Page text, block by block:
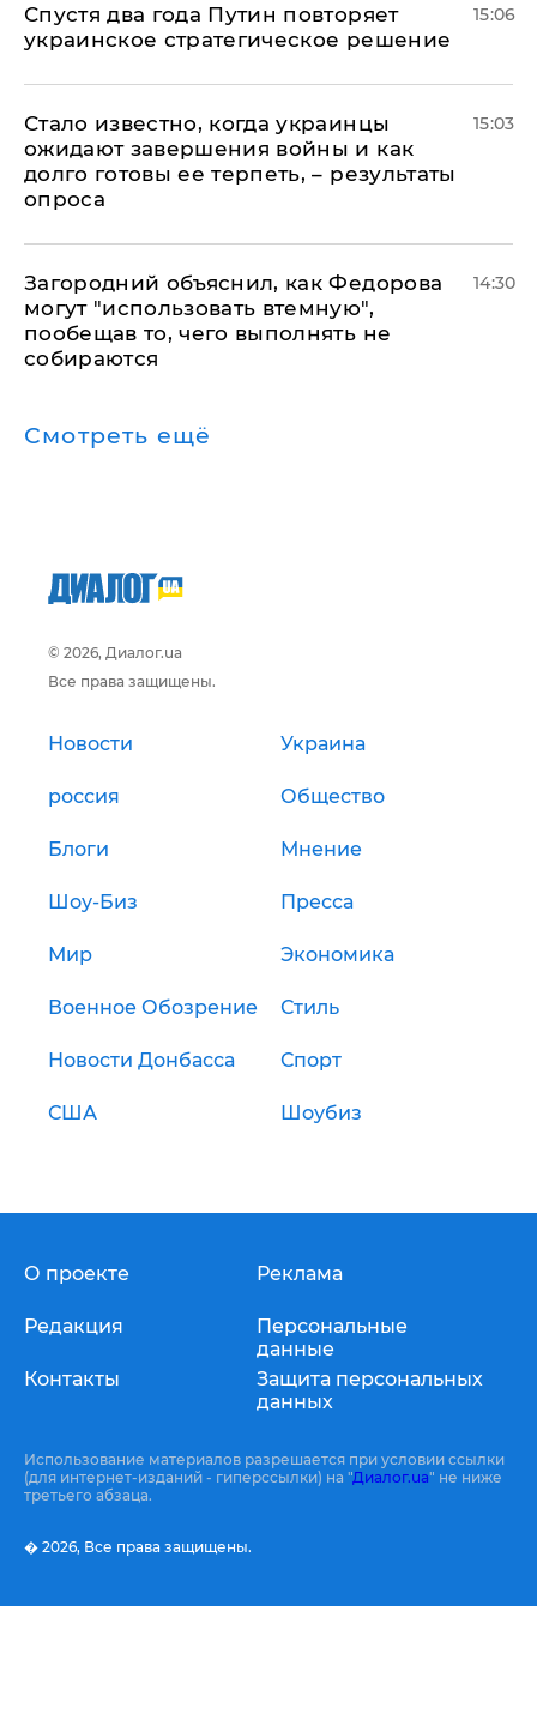
Спустя два года Путин повторяет
украинское стратегическое решение
15:06
Стало известно, когда украинцы
ожидают завершения войны и как
долго готовы ее терпеть, – результаты
опроса
15:03
Загородний объяснил, как Федорова
могут "использовать втемную",
пообещав то, чего выполнять не
собираются
14:30
Смотреть ещё
© 2026, Диалог.ua
Все права защищены.
Новости Украина
россия Общество
Блоги Мнение
Шоу-Биз Пресса
Мир Экономика
Военное Обозрение Стиль
Новости Донбасса Спорт
США Шоубиз
О проекте
Редакция
Контакты
Реклама
Персональные
данные
Защита персональных
данных
Использование материалов разрешается при условии ссылки
(для интернет-изданий - гиперссылки) на "Диалог.ua" не ниже
третьего абзаца.
� 2026, Все права защищены.